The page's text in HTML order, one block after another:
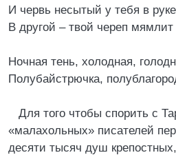
И червь несытый у тебя в
В другой – твой череп
Ночная тень, холодная,
Полубайстрючка,
Для того чтобы спорить с
«малахольных» писателей
десяти тысяч душ